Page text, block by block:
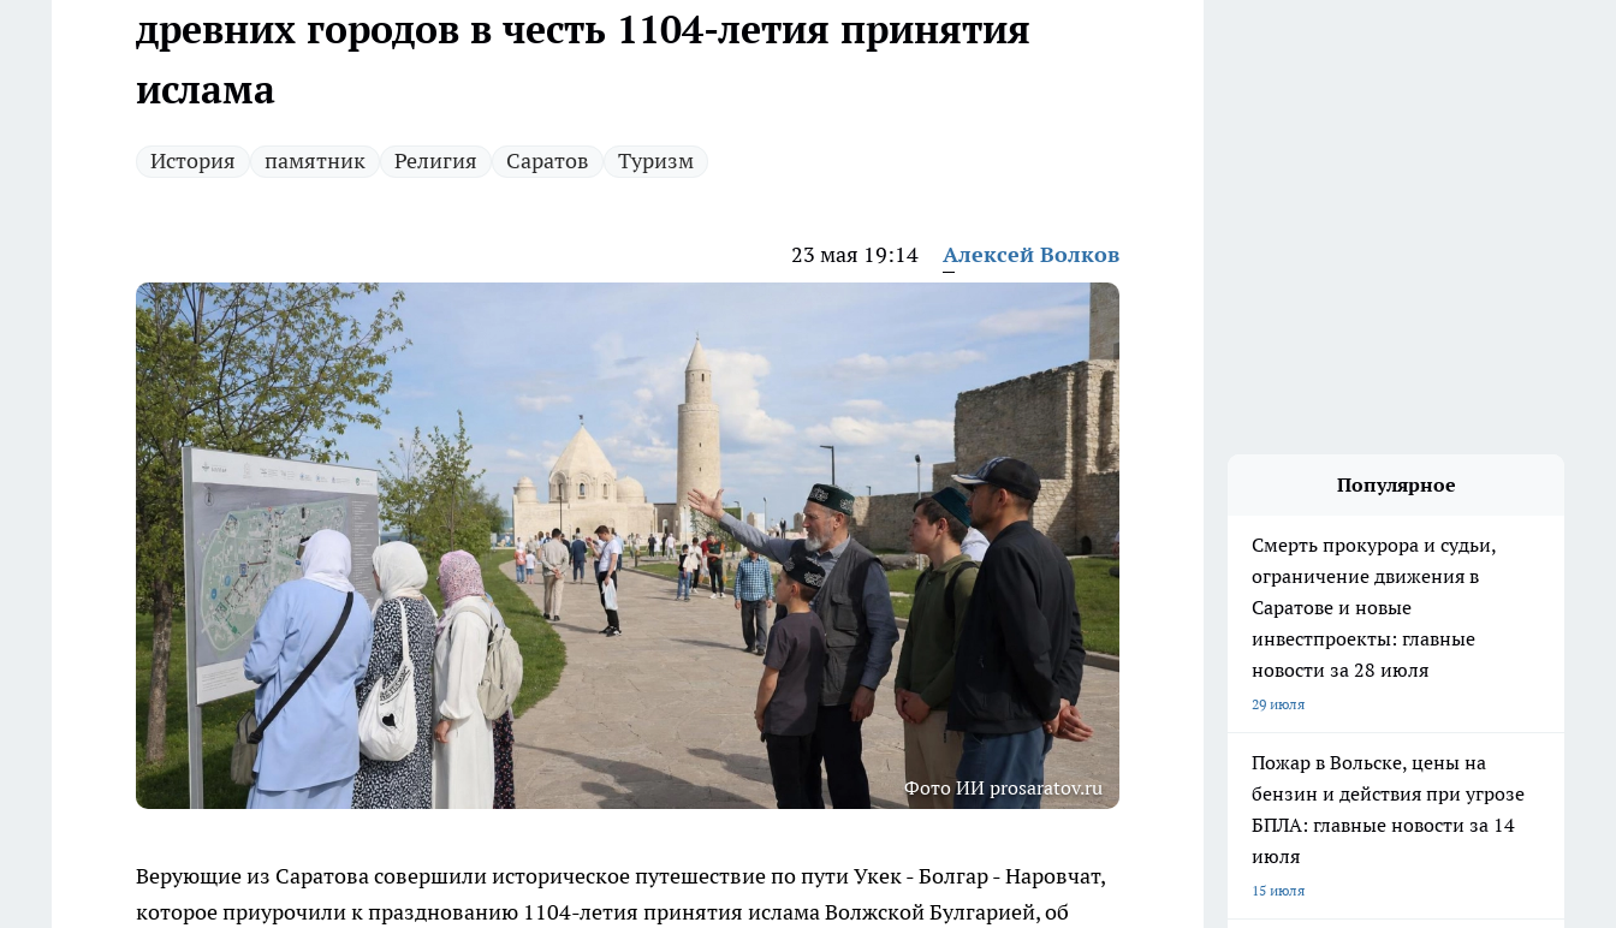
древних городов в честь 1104-летия принятия
ислама
История памятник Религия Саратов Туризм
23 мая 19:14 Алексей Волков
Фото ИИ prosaratov.ru
Верующие из Саратова совершили историческое путешествие по пути Укек - Болгар - Наровчат,
которое приурочили к празднованию 1104-летия принятия ислама Волжской Булгарией, об
Популярное
Смерть прокурора и судьи,
ограничение движения в
Саратове и новые
инвестпроекты: главные
новости за 28 июля
29 июля
Пожар в Вольске, цены на
бензин и действия при угрозе
БПЛА: главные новости за 14
июля
15 июля